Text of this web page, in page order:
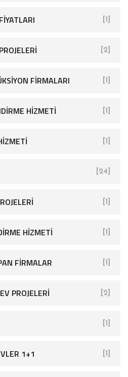
[1]
[2]
FIRMALARI [1]
HIZMETI [1]
[1]
[24]
[1]
HIZMETI [1]
FIRMALAR [1]
PROJELERI [2]
[1]
1+1 [1]